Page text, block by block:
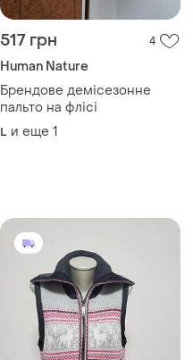
517 грн 4
Human Nature
Брендове демісезонне
пальто на флісі
L и еще 1